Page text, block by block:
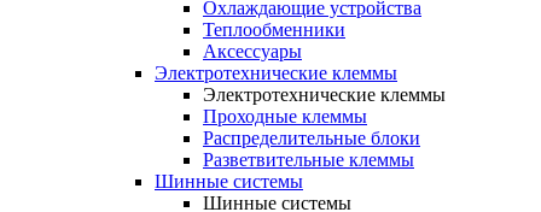
Охлаждающие устройства
Теплообменники
Аксессуары
Электротехнические клеммы
Электротехнические клеммы
Проходные клеммы
Распределительные блоки
Разветвительные клеммы
Шинные системы
Шинные системы